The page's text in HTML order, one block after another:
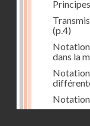
(p.4)
Notation
dans la
Notation